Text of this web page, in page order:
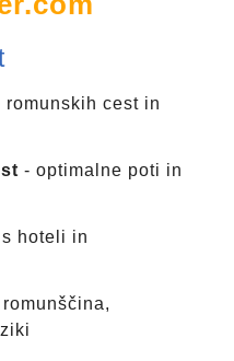
romunskih cest in
- optimalne poti in
s hoteli in
romunščina,